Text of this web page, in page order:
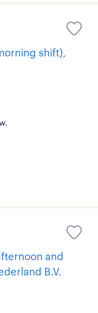
shift),
and
B.V.